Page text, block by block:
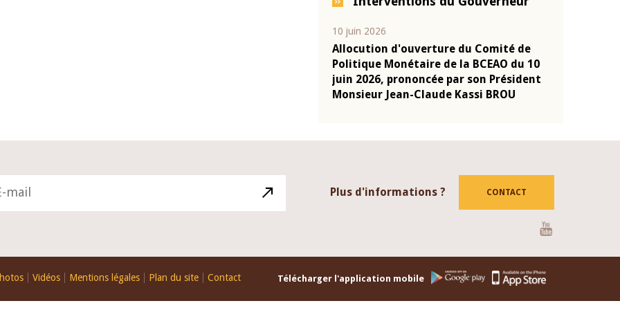
Allocution d'ouverture du Comité de
Politique Monétaire de la BCEAO du 10
juin 2026, prononcée par son Président
Monsieur Jean-Claude Kassi BROU
04 mars 2026
Allocution d'ouverture du Comité de
Politique Monétaire de la BCEAO du 4
mars 2026, prononcée par son Président
Monsieur Jean-Claude Kassi BROU
Plus d'informations ? CONTACT
Vidéos Mentions légales Plan du site Contact Télécharger l'application mobile